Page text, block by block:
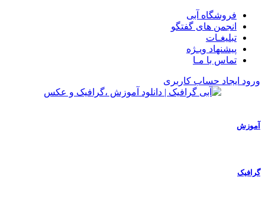
فروشگاه آبی
انجمن های گفتگو
تبلیغـات
پیشنهاد ویـژه
تماس با مـا
ورود ایجاد حساب کاربری
آموزش
گرافیک